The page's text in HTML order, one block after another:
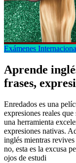
Exámenes
Aprende
frases,
Enredados es una
expresiones reales
una herramienta
expresiones nativas.
inglés mientras
no, esta es la excusa
ojos de estudi